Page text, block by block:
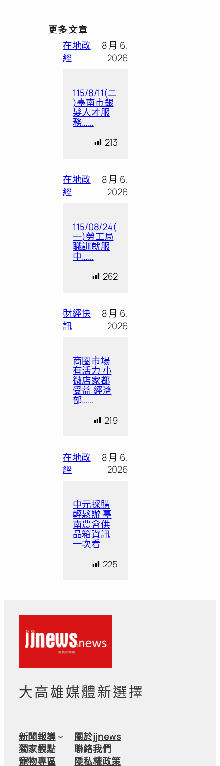
更多文章
在地政
經
8 月 6,
2026
115/8/11(二
)臺南市銀
髮人才服
務……
213
在地政
經
8 月 6,
2026
115/08/24(
一)勞工局
職訓就服
中……
262
財經快
訊
8 月 6,
2026
商圈市場
有活力 小
微店家都
受益 經濟
部……
219
在地政
經
8 月 6,
2026
中元採購
輕鬆辦 臺
南農會供
品箱資訊
一次看
225
大高雄媒體新選擇
新聞報導
獨家觀點
寵物專區
關於jjnews
聯絡我們
隱私權政策